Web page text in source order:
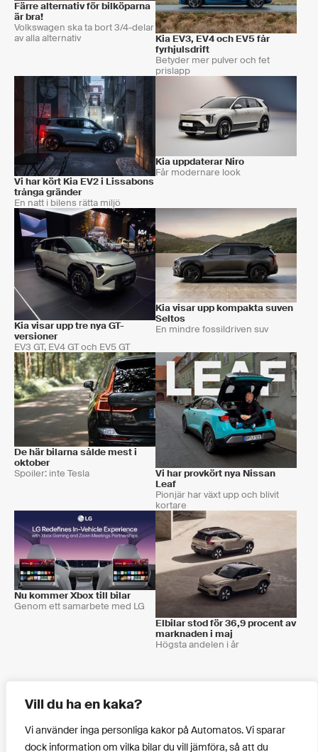
Vill du ha en kaka?
Vi använder inga personliga kakor på Automatos. Vi sparar
dock information om vilka bilar du vill jämföra, så att du
Färre alternativ för bilköparna
är bra!
Volkswagen ska ta bort 3/4-delar
av alla alternativ
Kia EV3, EV4 och EV5 får
fyrhjulsdrift
Betyder mer pulver och fet
prislapp
Vi har kört Kia EV2 i Lissabons
trånga gränder
En natt i bilens rätta miljö
Kia uppdaterar Niro
Får modernare look
Kia visar upp tre nya GT-
versioner
EV3 GT, EV4 GT och EV5 GT
Kia visar upp kompakta suven
Seltos
En mindre fossildriven suv
De här bilarna sålde mest i
oktober
Spoiler: inte Tesla
Vi har provkört nya Nissan
Leaf
Pionjär har växt upp och blivit
kortare
Nu kommer Xbox till bilar
Genom ett samarbete med LG
Elbilar stod för 36,9 procent av
marknaden i maj
Högsta andelen i år
Hittat fel? Förslag på förbättringar?